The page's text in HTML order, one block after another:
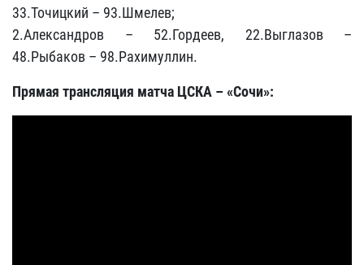
33.Точицкий – 93.Шмелев;
2.Александров – 52.Гордеев, 22.Выглазов –
48.Рыбаков – 98.Рахимуллин.
Прямая трансляция матча ЦСКА – «Сочи»: